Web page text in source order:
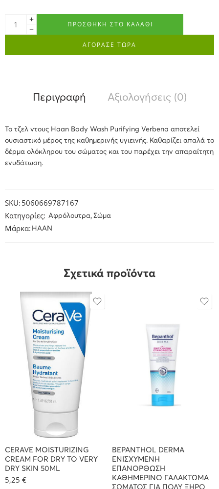
ΠΡΟΣΘΉΚΗ ΣΤΟ ΚΑΛΆΘΙ
ΑΓΟΡΑΣΕ ΤΩΡΑ
Περιγραφή Αξιολογήσεις (0)
Το τζελ ντους Haan Body Wash Purifying Verbena αποτελεί
ουσιαστικό μέρος της καθημερινής υγιεινής. Καθαρίζει απαλά το
δέρμα ολόκληρου του σώματος και του παρέχει την απαραίτητη
ενυδάτωση.
SKU: 5060669787167
Κατηγορίες: Αφρόλουτρα, Σώμα
Μάρκα: HAAN
Σχετικά προϊόντα
CERAVE MOISTURIZING
CREAM FOR DRY TO VERY
DRY SKIN 50ML
5,25 €
BEPANTHOL DERMA
ΕΝΙΣΧΥΜΕΝΗ
ΕΠΑΝΟΡΘΩΣΗ
ΚΑΘΗΜΕΡΙΝΟ ΓΑΛΑΚΤΩΜΑ
ΣΩΜΑΤΟΣ ΓΙΑ ΠΟΛΥ ΞΗΡΟ